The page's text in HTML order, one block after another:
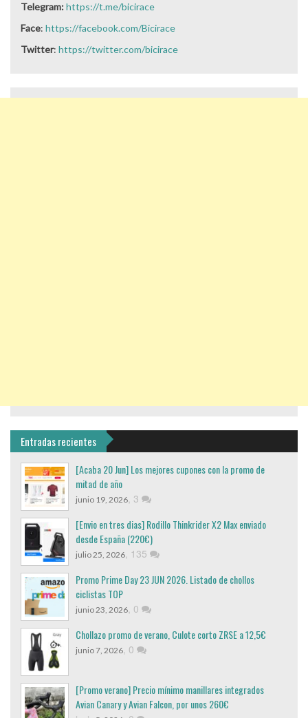
Telegram:https://t.me/bicirace
Face: https://facebook.com/Bicirace
Twitter: https://twitter.com/bicirace
Entradas recientes
[Acaba 20 Jun] Los mejores cupones con la promo de
mitad de año
junio 19, 2026, 3
[Envio en tres dias] Rodillo Thinkrider X2 Max enviado
desde España (220€)
julio 25, 2026, 135
Promo Prime Day 23 JUN 2026. Listado de chollos
ciclistas TOP
junio 23, 2026, 0
Chollazo promo de verano, Culote corto ZRSE a 12,5€
junio 7, 2026, 0
[Promo verano] Precio mínimo manillares integrados
Avian Canary y Avian Falcon, por unos 260€